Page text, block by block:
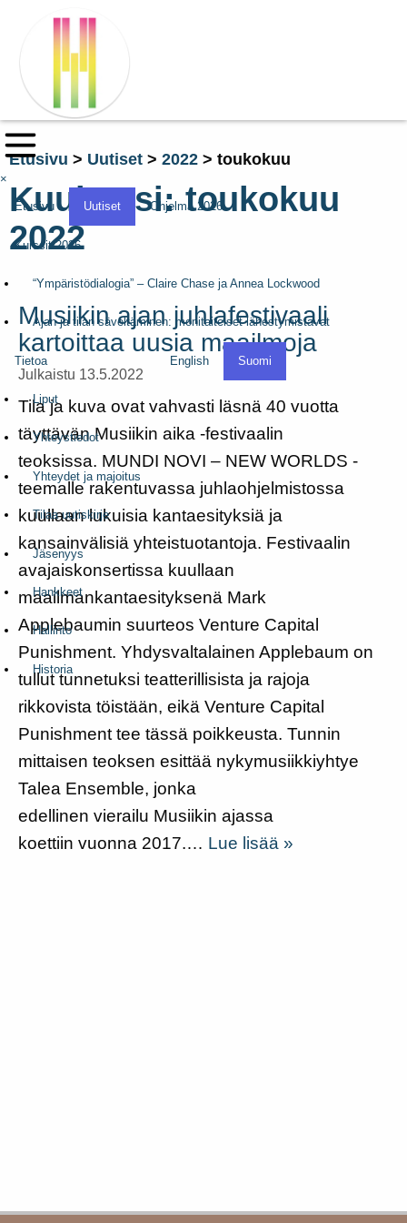
×
Etusivu Uutiset Ohjelma 2026
Kurssit 2026
“Ympäristödialogia” – Claire Chase ja Annea Lockwood
Ajan ja tilan säveltäminen: monitaiteiset lähestymistavat
Tietoa
Liput
Yhteystiedot
Yhteydet ja majoitus
Tilaa uutiskirje
Jäsenyys
Hankkeet
Hallinto
Historia
English Suomi
Etusivu > Uutiset > 2022 > toukokuu
Kuukausi:toukokuu
2022
Musiikin ajan juhlafestivaali
kartoittaa uusia maailmoja
Julkaistu 13.5.2022
Tila ja kuva ovat vahvasti läsnä 40 vuotta
täyttävän Musiikin aika -festivaalin
teoksissa. MUNDI NOVI – NEW WORLDS -
teemalle rakentuvassa juhlaohjelmistossa
kuullaan lukuisia kantaesityksiä ja
kansainvälisiä yhteistuotantoja. Festivaalin
avajaiskonsertissa kuullaan
maailmankantaesityksenä Mark
Applebaumin suurteos Venture Capital
Punishment. Yhdysvaltalainen Applebaum on
tullut tunnetuksi teatterillisista ja rajoja
rikkovista töistään, eikä Venture Capital
Punishment tee tässä poikkeusta. Tunnin
mittaisen teoksen esittää nykymusiikkiyhtye
Talea Ensemble, jonka
edellinen vierailu Musiikin ajassa
koettiin vuonna 2017.… Lue lisää »